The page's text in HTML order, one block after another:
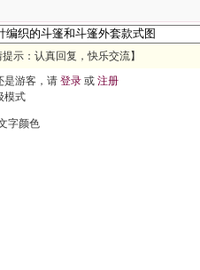
提示：认真回复，快乐交流】
是游客，请 登录 或 注册
模式
字颜色